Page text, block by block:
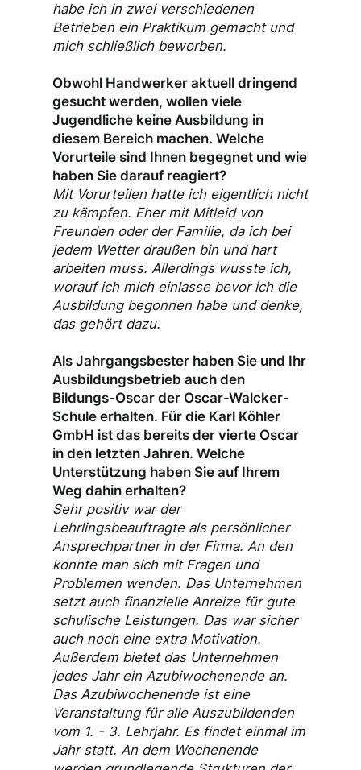
habe ich in zwei verschiedenen
Betrieben ein Praktikum gemacht und
mich schließlich beworben.
Obwohl Handwerker aktuell dringend
gesucht werden, wollen viele
Jugendliche keine Ausbildung in
diesem Bereich machen. Welche
Vorurteile sind Ihnen begegnet und wie
haben Sie darauf reagiert?
Mit Vorurteilen hatte ich eigentlich nicht
zu kämpfen. Eher mit Mitleid von
Freunden oder der Familie, da ich bei
jedem Wetter draußen bin und hart
arbeiten muss. Allerdings wusste ich,
worauf ich mich einlasse bevor ich die
Ausbildung begonnen habe und denke,
das gehört dazu.
Als Jahrgangsbester haben Sie und Ihr
Ausbildungsbetrieb auch den
Bildungs-Oscar der Oscar-Walcker-
Schule erhalten. Für die Karl Köhler
GmbH ist das bereits der vierte Oscar
in den letzten Jahren. Welche
Unterstützung haben Sie auf Ihrem
Weg dahin erhalten?
Sehr positiv war der
Lehrlingsbeauftragte als persönlicher
Ansprechpartner in der Firma. An den
konnte man sich mit Fragen und
Problemen wenden. Das Unternehmen
setzt auch finanzielle Anreize für gute
schulische Leistungen. Das war sicher
auch noch eine extra Motivation.
Außerdem bietet das Unternehmen
jedes Jahr ein Azubiwochenende an.
Das Azubiwochenende ist eine
Veranstaltung für alle Auszubildenden
vom 1. - 3. Lehrjahr. Es findet einmal im
Jahr statt. An dem Wochenende